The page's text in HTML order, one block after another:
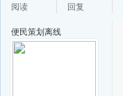
阅读
回复
便民策划 离线